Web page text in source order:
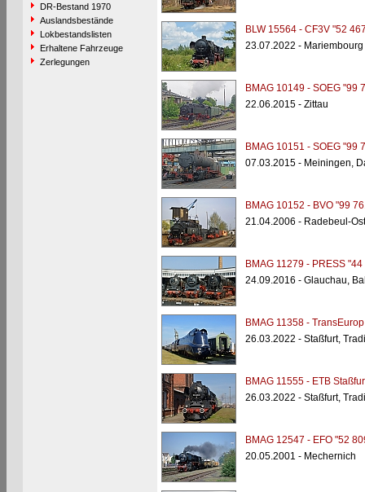
DR-Bestand 1970
Auslandsbestände
Lokbestandslisten
Erhaltene Fahrzeuge
Zerlegungen
BLW 15564 - CF3V "52
23.07.2022 - Mariembourg
BMAG 10149 - SOEG "99
22.06.2015 - Zittau
BMAG 10151 - SOEG "99
07.03.2015 - Meiningen,
BMAG 10152 - BVO "99
21.04.2006 - Radebeul-
BMAG 11279 - PRESS
24.09.2016 - Glauchau,
BMAG 11358 -
26.03.2022 - Staßfurt,
BMAG 11555 - ETB
26.03.2022 - Staßfurt,
BMAG 12547 - EFO "52
20.05.2001 - Mechernich